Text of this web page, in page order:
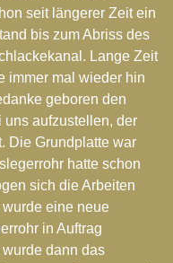
seit längerer Zeit ein
bis zum Abriss des
Lange Zeit
immer mal wieder hin
geboren den
uns aufzustellen, der
Die Grundplatte war
hatte schon
sich die Arbeiten
eine neue
in Auftrag
dann das